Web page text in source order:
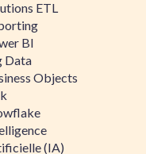
ETL
BI
Data
Objects
(IA)